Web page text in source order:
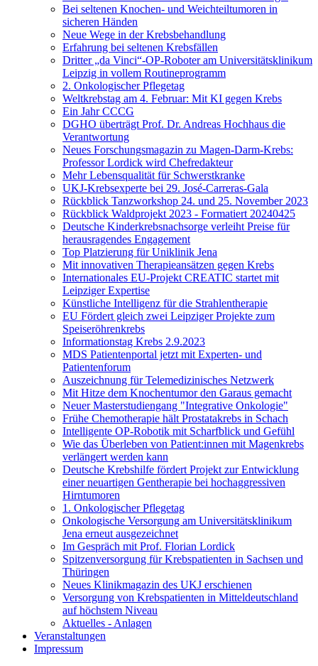
Bei seltenen Knochen- und Weichteiltumoren in
sicheren Händen
Neue Wege in der Krebsbehandlung
Erfahrung bei seltenen Krebsfällen
Dritter „da Vinci“-OP-Roboter am Universitätsklinikum
Leipzig in vollem Routineprogramm
2. Onkologischer Pflegetag
Weltkrebstag am 4. Februar: Mit KI gegen Krebs
Ein Jahr CCCG
DGHO überträgt Prof. Dr. Andreas Hochhaus die
Verantwortung
Neues Forschungsmagazin zu Magen-Darm-Krebs:
Professor Lordick wird Chefredakteur
Mehr Lebensqualität für Schwerstkranke
UKJ-Krebsexperte bei 29. José-Carreras-Gala
Rückblick Tanzworkshop 24. und 25. November 2023
Rückblick Waldprojekt 2023 - Formatiert 20240425
Deutsche Kinderkrebsnachsorge verleiht Preise für
herausragendes Engagement
Top Platzierung für Uniklinik Jena
Mit innovativen Therapieansätzen gegen Krebs
Internationales EU-Projekt CREATIC startet mit
Leipziger Expertise
Künstliche Intelligenz für die Strahlentherapie
EU Fördert gleich zwei Leipziger Projekte zum
Speiseröhrenkrebs
Informationstag Krebs 2.9.2023
MDS Patientenportal jetzt mit Experten- und
Patientenforum
Auszeichnung für Telemedizinisches Netzwerk
Mit Hitze dem Knochentumor den Garaus gemacht
Neuer Masterstudiengang "Integrative Onkologie"
Frühe Chemotherapie hält Prostatakrebs in Schach
Intelligente OP-Robotik mit Scharfblick und Gefühl
Wie das Überleben von Patient:innen mit Magenkrebs
verlängert werden kann
Deutsche Krebshilfe fördert Projekt zur Entwicklung
einer neuartigen Gentherapie bei hochaggressiven
Hirntumoren
1. Onkologischer Pflegetag
Onkologische Versorgung am Universitätsklinikum
Jena erneut ausgezeichnet
Im Gespräch mit Prof. Florian Lordick
Spitzenversorgung für Krebspatienten in Sachsen und
Thüringen
Neues Klinikmagazin des UKJ erschienen
Versorgung von Krebspatienten in Mitteldeutschland
auf höchstem Niveau
Aktuelles - Anlagen
Veranstaltungen
Impressum